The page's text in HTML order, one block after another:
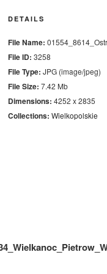
DETAILS
File Name:
File ID: 3258
File Type: JPG (image/jpeg)
File Size: 7.42 Mb
Dimensions: 4252 x 2835
Collections: Wielkopolskie